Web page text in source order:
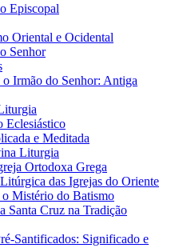
Episcopal
Oriental e Ocidental
Senhor
Irmão do Senhor: Antiga
Eclesiástico
e Meditada
Liturgia
Ortodoxa Grega
das Igrejas do Oriente
Mistério do Batismo
Santa Cruz na Tradição
Santificados: Significado e